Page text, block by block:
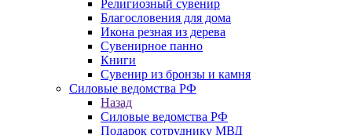
Религиозный сувенир
Благословения для дома
Икона резная из дерева
Сувенирное панно
Книги
Сувенир из бронзы и камня
Силовые ведомства РФ
Назад
Силовые ведомства РФ
Подарок сотруднику МВД